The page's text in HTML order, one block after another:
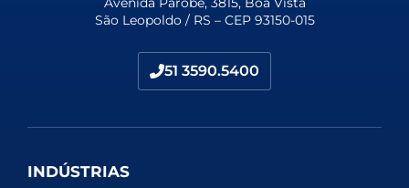
São Leopoldo / RS – CEP 93150-015
51 3590.5400
INDÚSTRIAS